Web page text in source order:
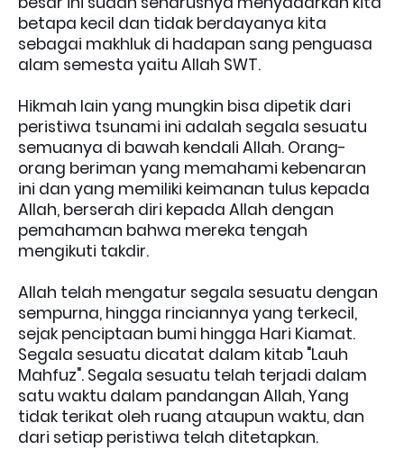
betapa kecil dan tidak berdayanya kita
sebagai makhluk di hadapan sang penguasa
alam semesta yaitu Allah SWT.
Hikmah lain yang mungkin bisa dipetik dari
peristiwa tsunami ini adalah segala sesuatu
semuanya di bawah kendali Allah. Orang-
orang beriman yang memahami kebenaran
ini dan yang memiliki keimanan tulus kepada
Allah, berserah diri kepada Allah dengan
pemahaman bahwa mereka tengah
mengikuti takdir.
Allah telah mengatur segala sesuatu dengan
sempurna, hingga rinciannya yang terkecil,
sejak penciptaan bumi hingga Hari Kiamat.
Segala sesuatu dicatat dalam kitab "Lauh
Mahfuz". Segala sesuatu telah terjadi dalam
satu waktu dalam pandangan Allah, Yang
tidak terikat oleh ruang ataupun waktu, dan
dari setiap peristiwa telah ditetapkan.